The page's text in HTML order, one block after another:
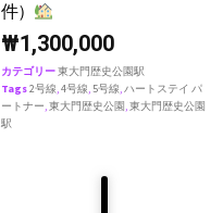
件）
₩1,300,000
カテゴリー東大門歴史公園駅
Tags2号線,4号線, 5号線,ハートステイ パ
ートナー,東大門歴史公園 ,東大門歴史公園
駅